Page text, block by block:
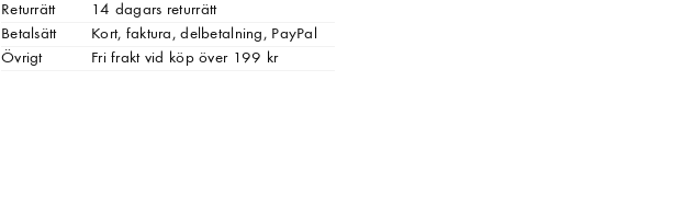
Returrätt
14 dagars returrätt
Betalsätt
Kort, faktura, delbetalning, PayPal
Övrigt
Fri frakt vid köp över 199 kr